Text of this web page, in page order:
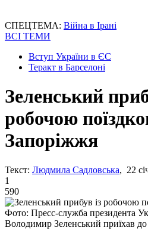
СПЕЦТЕМА: Війна в Ірані
ВСІ ТЕМИ
Вступ України в ЄС
Теракт в Барселоні
Зеленський
робочою
Запоріжжя
Текст: Людмила Садловська, 22
1
590
Фото: Пресс-служба президента
Володимир Зеленський приїхав